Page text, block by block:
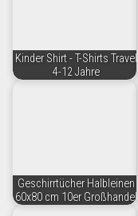
Kinder Shirt - T-Shirts Travel
4-12 Jahre
Geschirrtücher Halbleinen
60x80 cm 10er Großhandel